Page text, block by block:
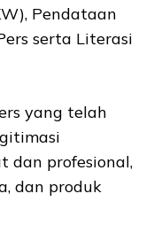
Pendataan
serta Literasi
yang telah
dan profesional,
dan produk